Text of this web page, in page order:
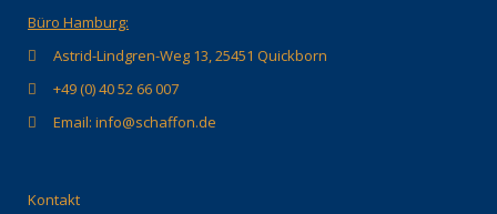
Büro Hamburg:
Astrid-Lindgren-Weg 13, 25451 Quickborn
+49 (0) 40 52 66 007
Email: info@schaffon.de
Kontakt